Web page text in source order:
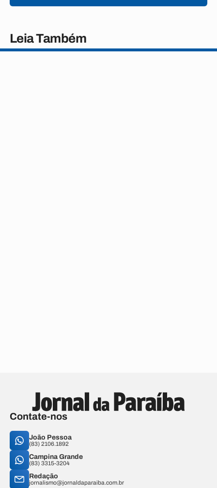
Leia Também
Contate-nos
João Pessoa
(83) 2106.1892
Campina Grande
(83) 3315-3204
Redação
jornalismo@jornaldaparaiba.com.br